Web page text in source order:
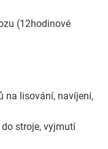
(12hodinové
na lisování, navíjení,
stroje, vyjmutí